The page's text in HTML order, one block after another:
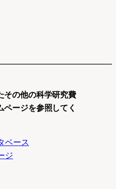
その他の科学研究費
ージを参照してく
ベース
ジ